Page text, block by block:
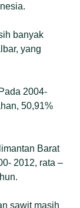
banyak
yang
2004-
50,91%
Barat
2012, rata –
sawit masih